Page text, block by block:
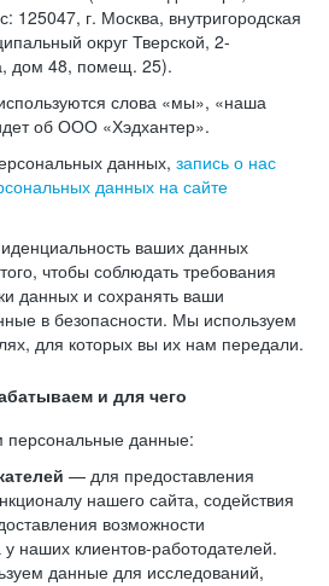
125047, г. Москва, внутригородская
округ Тверской, 2-
дом 48, помещ. 25).
слова «мы», «наша
об ООО «Хэдхантер».
данных, запись о нас
данных на сайте
ваших данных
чтобы соблюдать требования
данных и сохранять ваши
в безопасности. Мы используем
для которых вы их нам передали.
и для чего
данные:
— для предоставления
нашего сайта, содействия
возможности
у наших клиентов-работодателей.
данные для исследований,